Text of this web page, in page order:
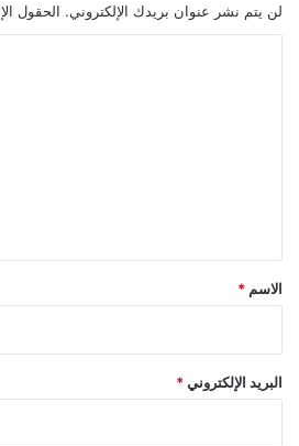
لن يتم نشر عنوان بريدك الإلكتروني. الحقول
*
الاسم *
البريد الإلكتروني*